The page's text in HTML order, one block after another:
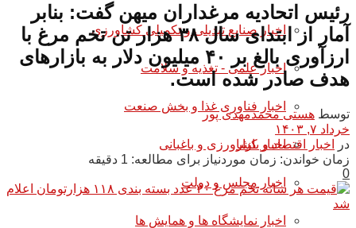
اخبار صنایع تبدیلی و تکمیلی کشاورزی
اخبار علمی - تغذیه و سلامت
اخبار فناوری غذا و بخش صنعت
اخبار کشاورزی و باغبانی
اخبار مجلس و دولت
اخبار نمایشگاه ها و همایش ها
رئیس اتحادیه مرغداران میهن گفت: بنابر
آمار از ابتدای سال ۳۸ هزار تن تخم مرغ با
ارزآوری بالغ بر ۴۰ میلیون دلار به بازار‌های
هدف صادر شده است.
توسط هستی محمدمهدی پور
خرداد ۷, ۱۴۰۳
در
اخبار اقتصاد و بازار
زمان خواندن: زمان موردنیاز برای مطالعه: 1 دقیقه
0